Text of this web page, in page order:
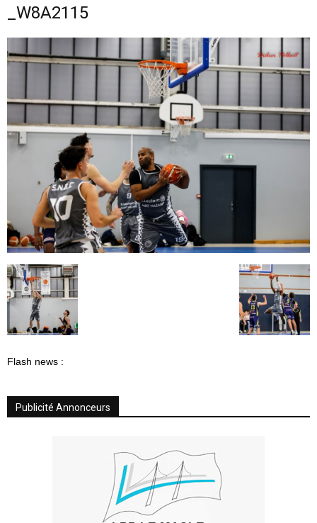
_W8A2115
Flash news :
Publicité Annonceurs